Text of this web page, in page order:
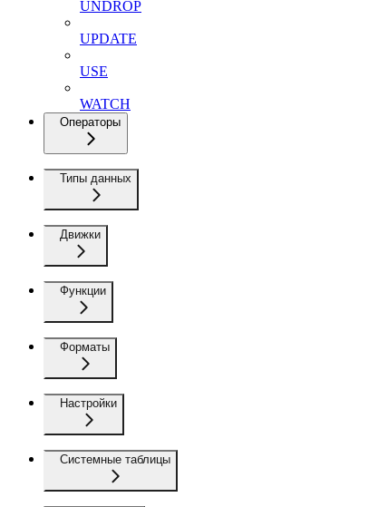
UNDROP
UPDATE
USE
WATCH
Операторы
Типы данных
Движки
Функции
Форматы
Настройки
Системные таблицы